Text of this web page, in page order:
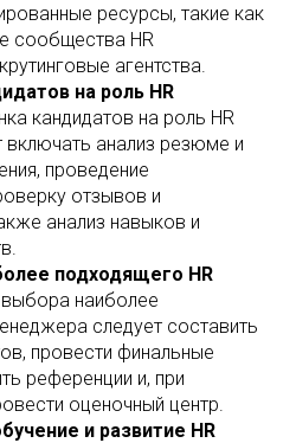
ресурсы, такие как
сообщества HR
агентства.
на роль HR
кандидатов на роль HR
анализ резюме и
проведение
отзывов и
анализ навыков и
подходящего HR
наиболее
следует составить
провести финальные
референции и, при
оценочный центр.
и развитие HR